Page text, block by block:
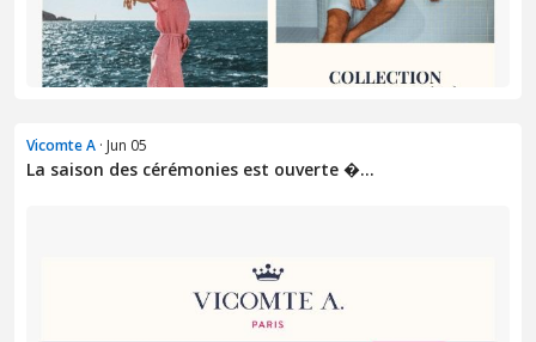
Vicomte A · Jun 05
La saison des cérémonies est ouverte �...